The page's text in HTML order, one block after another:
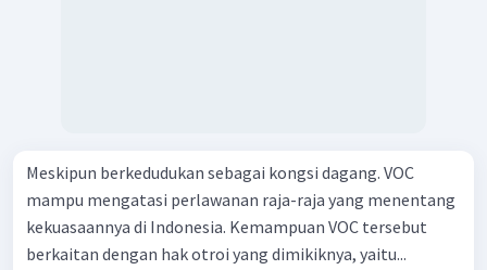
Meskipun berkedudukan sebagai kongsi dagang. VOC
mampu mengatasi perlawanan raja-raja yang menentang
kekuasaannya di Indonesia. Kemampuan VOC tersebut
berkaitan dengan hak otroi yang dimikiknya, yaitu...